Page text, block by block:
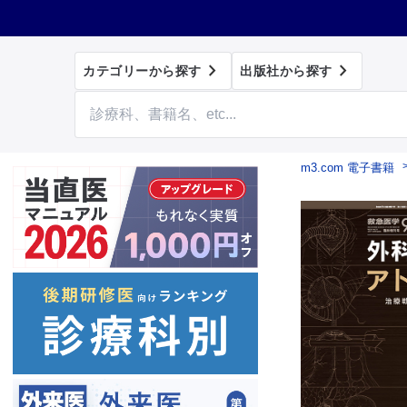
カテゴリーから探す  出版社から探す 
m3.com 電子書籍